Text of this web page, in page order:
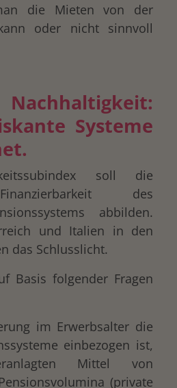
die Mieten von der
oder nicht sinnvoll
Systeme
soll die
des
abbilden.
und Italien in den
das Schlusslicht.
Basis folgender Fragen
im Erwerbsalter die
einbezogen ist,
Mittel von
(private